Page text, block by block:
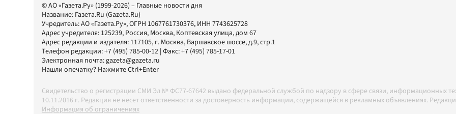
© АО «Газета.Ру» (1999-2026) – Главные новости дня
Название: Газета.Ru (Gazeta.Ru)
Учредитель:АО «Газета.Ру», ОГРН 1067761730376, ИНН 7743625728
Адрес учредителя: 125239, Россия, Москва, Коптевская улица, дом 67
Адрес редакции и издателя: 117105, г. Москва, Варшавское шоссе, д.9, стр.1
Телефон редакции:+7 (495) 785-00-12 | Факс:+7 (495) 785-17-01
Электронная почта:gazeta@gazeta.ru
Нашли опечатку? Нажмите Ctrl+Enter
Свидетельство о регистрации СМИ Эл № ФС77-67642 выдано федеральной службой по надзору в сфере связи, информационных
10.11.2016 г. Редакция не несет ответственности за достоверность информации, содержащейся в рекламных объявлениях.
Информация об ограничениях